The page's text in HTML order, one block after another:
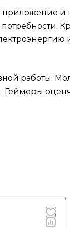
приложение и
работы.
Геймеры